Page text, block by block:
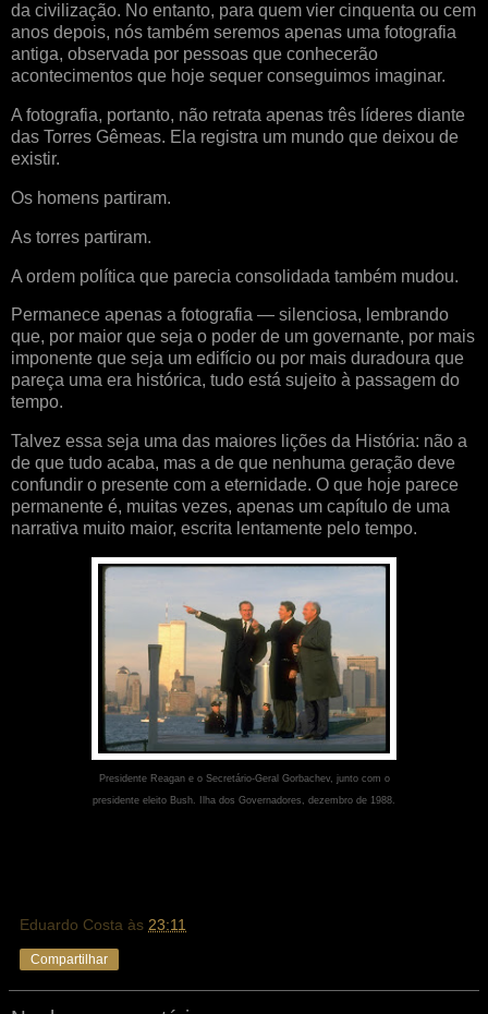
da civilização. No entanto, para quem vier cinquenta ou cem
anos depois, nós também seremos apenas uma fotografia
antiga, observada por pessoas que conhecerão
acontecimentos que hoje sequer conseguimos imaginar.
A fotografia, portanto, não retrata apenas três líderes diante
das Torres Gêmeas. Ela registra um mundo que deixou de
existir.
Os homens partiram.
As torres partiram.
A ordem política que parecia consolidada também mudou.
Permanece apenas a fotografia — silenciosa, lembrando
que, por maior que seja o poder de um governante, por mais
imponente que seja um edifício ou por mais duradoura que
pareça uma era histórica, tudo está sujeito à passagem do
tempo.
Talvez essa seja uma das maiores lições da História: não a
de que tudo acaba, mas a de que nenhuma geração deve
confundir o presente com a eternidade. O que hoje parece
permanente é, muitas vezes, apenas um capítulo de uma
narrativa muito maior, escrita lentamente pelo tempo.
Presidente Reagan e o Secretário-Geral Gorbachev, junto com o
presidente eleito Bush. Ilha dos Governadores, dezembro de 1988.
Eduardo Costa às 23:11
Compartilhar